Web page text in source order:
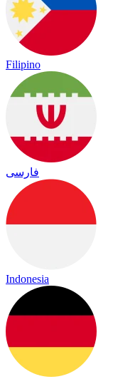
Filipino
فارسی
Indonesia